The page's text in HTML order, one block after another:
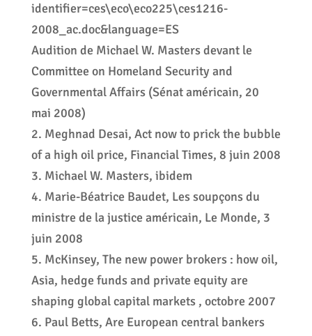
identifier=ces\eco\eco225\ces1216-
2008_ac.doc&language=ES
Audition de Michael W. Masters devant le
Committee on Homeland Security and
Governmental Affairs (Sénat américain, 20
mai 2008)
2. Meghnad Desai, Act now to prick the bubble
of a high oil price, Financial Times, 8 juin 2008
3. Michael W. Masters, ibidem
4. Marie-Béatrice Baudet, Les soupçons du
ministre de la justice américain, Le Monde, 3
juin 2008
5. McKinsey, The new power brokers : how oil,
Asia, hedge funds and private equity are
shaping global capital markets , octobre 2007
6. Paul Betts, Are European central bankers